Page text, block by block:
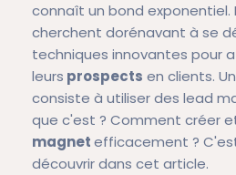
connaît un bond exponentiel.
cherchent dorénavant à se
techniques innovantes pour
leurs prospects en clients.
consiste à utiliser des lead
que c'est ? Comment créer
magnetefficacement ?
découvrir dans cet article.